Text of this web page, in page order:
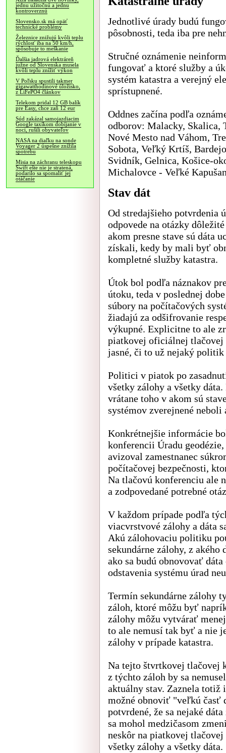
jednu užitočnú a jednu
kontroverznú
Slovensko.sk má opäť
technické problémy
Železnice znižujú kvôli teplu
rýchlosť iba na 50 km/h,
spôsobuje to meškanie
Ďalšia jadrová elektráreň
južne od Slovenska musela
kvôli teplu znížiť výkon
V Poľsku spustili takmer
gigawatthodinové úložisko,
z LiFePO4 článkov
Telekom pridal 12 GB balík
pre Easy, chce zaň 12 eur
Súd zakázal samojazdiacim
Google taxíkom dobíjanie v
noci, rušili obyvateľov
NASA na diaľku na sonde
Voyager 2 úspešne znížila
spotrebu
Misia na záchranu teleskopu
Swift ešte nie je stratená,
podarilo sa spomaliť jej
otáčanie
Jednotlivé úrady budú
pôsobnosti, teda iba pre
Stručné oznámenie
fungovať a ktoré služby a
systém katastra a verejný
sprístupnené.
Oddnes začína podľa
odborov: Malacky, Skalica,
Nové Mesto nad Váhom,
Sobota, Veľký Krtíš,
Svidník, Gelnica, Košice-
Michalovce - Veľké
Stav dát
Od stredajšieho potvrdenia
odpovede na otázky
akom presne stave sú dáta
získali, kedy by mali byť
kompletné služby katastra.
Útok bol podľa náznakov
útoku, teda v poslednej
súbory na počítačových
žiadajú za odšifrovanie
výkupné. Explicitne to ale
piatkovej oficiálnej tlačovej
jasné, či to už nejaký
Politici v piatok po
všetky zálohy a všetky
vrátane toho v akom sú
systémov zverejnené neboli
Konkrétnejšie informácie
konferencii Úradu
avizoval zamestnanec
počítačovej bezpečnosti,
Na tlačovú konferenciu ale
a zodpovedané potrebné
V každom prípade podľa
viacvrstvové zálohy a dáta
Akú zálohovaciu politiku
sekundárne zálohy, z akého
ako sa budú obnovovať
odstavenia systému úrad
Termín sekundárne zálohy
záloh, ktoré môžu byť
zálohy môžu vytvárať
to ale nemusí tak byť a nie
zálohy v prípade katastra.
Na tejto štvrtkovej tlačovej
z týchto záloh by sa
aktuálny stav. Zaznela totiž
možné obnoviť "veľkú časť
potvrdené, že sa nejaké
sa mohol medzičasom
neskôr na piatkovej
všetky zálohy a všetky dáta.